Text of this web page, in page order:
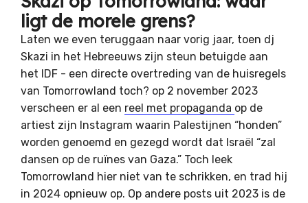
ligt de morele grens?
Laten we even teruggaan naar vorig jaar, toen dj
Skazi in het Hebreeuws zijn steun betuigde aan
het IDF - een directe overtreding van de huisregels
van Tomorrowland toch? op 2 november 2023
verscheen er al een reel met propaganda op de
artiest zijn Instagram waarin Palestijnen “honden”
worden genoemd en gezegd wordt dat Israël “zal
dansen op de ruïnes van Gaza.” Toch leek
Tomorrowland hier niet van te schrikken, en trad hij
in 2024 opnieuw op. Op andere posts uit 2023 is de